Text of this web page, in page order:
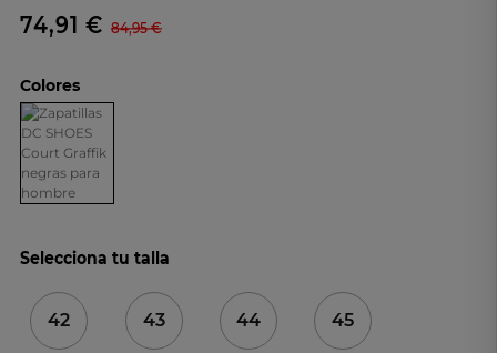
74,91 € 84,95 €
Colores
Selecciona tu talla
42 43 44 45